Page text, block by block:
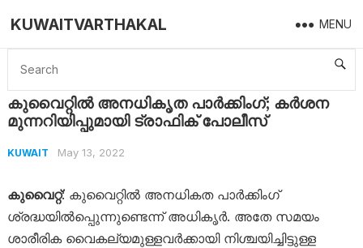
KUWAITVARTHAKAL MENU
Home Kuwait കുവൈറ്റില്‍ അനധികൃത പാര്‍ക്കിംഗ്; കര്‍ശന മുന്നറിയിപ്പുമായി ട്രാഫിക് പോലീസ്
കുവൈറ്റില്‍ അനധികൃത പാര്‍ക്കിംഗ്; കര്‍ശന
മുന്നറിയിപ്പുമായി ട്രാഫിക് പോലീസ്
KUWAIT May 13, 2022
കുവൈറ്റ്: കുവൈറ്റില്‍ അനധികത പാര്‍ക്കിംഗ്
ശ്രദ്ധയില്‍പ്പെുന്നുണ്ടെന്ന് അധികൃര്‍. അതേ സമയം
ശാരീരിക വൈകല്യമുള്ളവര്‍ക്കായി നിശ്ചയിച്ചിട്ടുള്ള